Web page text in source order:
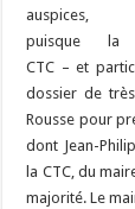
auspices,
puisque la
CTC – et
dossier de
Rousse pour
dont Jean-
la CTC, du
majorité. Le